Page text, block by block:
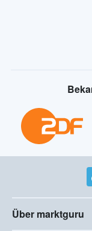
Über marktguru